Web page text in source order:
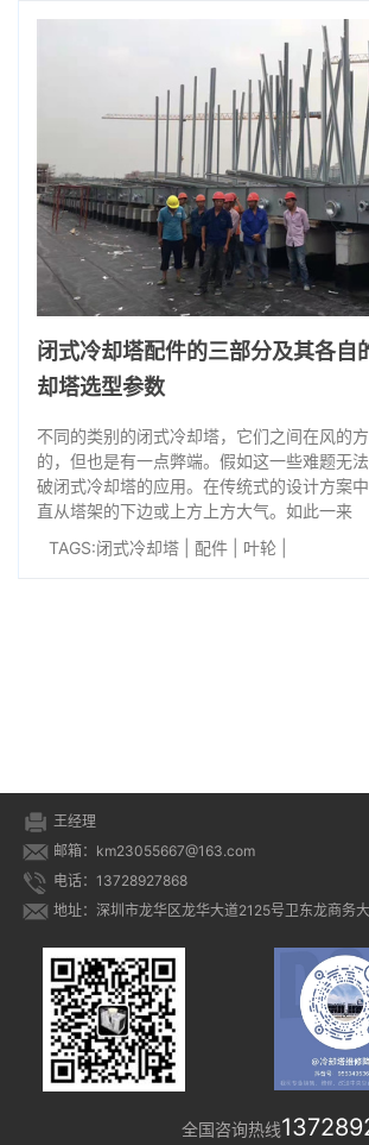
闭式冷却塔配件的三部分及其各自
却塔选型参数
不同的类别的闭式冷却塔，它们之间在风的
的，但也是有一点弊端。假如这一些难题无
破闭式冷却塔的应用。在传统式的设计方案
直从塔架的下边或上方上方大气。如此一来
TAGS:闭式冷却塔 配件 叶轮
王经理
邮箱：km23055667@163.com
电话：13728927868
地址：深圳市龙华区龙华大道2125号卫东龙商务
全国咨询热线